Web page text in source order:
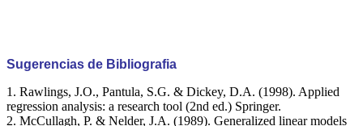
Sugerencias de Bibliografia
1. Rawlings, J.O., Pantula, S.G. & Dickey, D.A. (1998). Applied
regression analysis: a research tool (2nd ed.) Springer.
2. McCullagh, P. & Nelder, J.A. (1989). Generalized linear models